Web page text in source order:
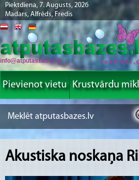
Piektdiena, 7. Augusts, 2026
Madars, Alfrēds, Fredis
info@atputasbazes.lv
Pievienot vietu Krustvārdu
Akustiska noskaņa